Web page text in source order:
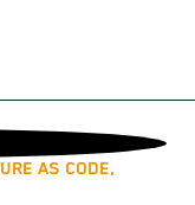
AS CODE,